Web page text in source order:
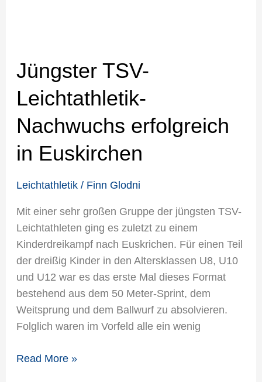
Jüngster TSV-
Leichtathletik-
Nachwuchs erfolgreich
in Euskirchen
Leichtathletik/ Finn Glodni
Mit einer sehr großen Gruppe der jüngsten TSV-
Leichtathleten ging es zuletzt zu einem
Kinderdreikampf nach Euskrichen. Für einen Teil
der dreißig Kinder in den Altersklassen U8, U10
und U12 war es das erste Mal dieses Format
bestehend aus dem 50 Meter-Sprint, dem
Weitsprung und dem Ballwurf zu absolvieren.
Folglich waren im Vorfeld alle ein wenig
Read More »